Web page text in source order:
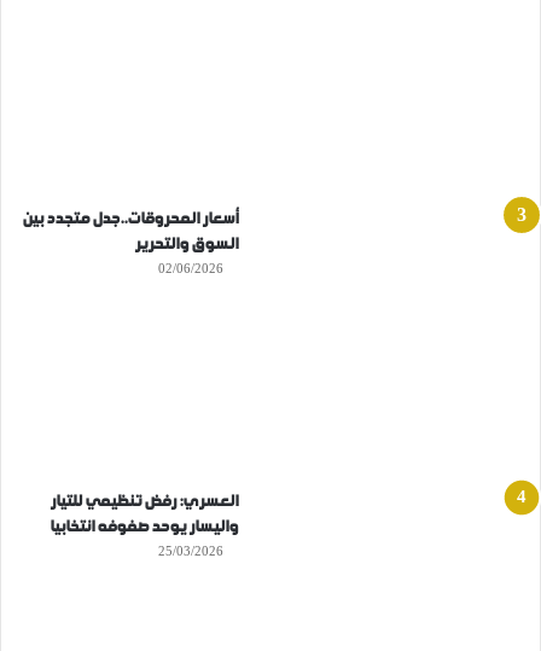
أسعار المحروقات..جدل متجدد بين
السوق والتحرير
02/06/2026
العسري: رفض تنظيمي للتيار
واليسار يوحد صفوفه انتخابيا
25/03/2026